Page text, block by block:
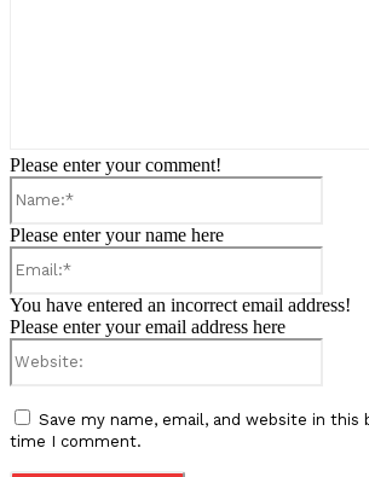
Please enter your comment!
Please enter your name here
You have entered an incorrect email address!
Please enter your email address here
Save my name, email, and website in
time I comment.